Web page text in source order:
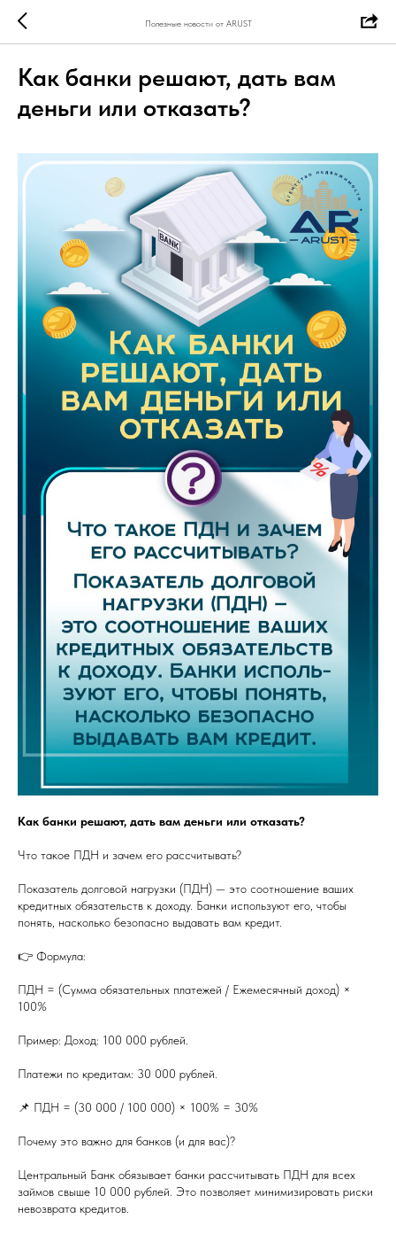
Полезные новости от ARUST
Как банки решают, дать вам
деньги или отказать?
Как банки решают, дать вам деньги или отказать?
Что такое ПДН и зачем его рассчитывать?
Показатель долговой нагрузки (ПДН) — это соотношение ваших
кредитных обязательств к доходу. Банки используют его, чтобы
понять, насколько безопасно выдавать вам кредит.
👉 Формула:
ПДН = (Сумма обязательных платежей / Ежемесячный доход) ×
100%
Пример: Доход: 100 000 рублей.
Платежи по кредитам: 30 000 рублей.
📌 ПДН = (30 000 / 100 000) × 100% = 30%
Почему это важно для банков (и для вас)?
Центральный Банк обязывает банки рассчитывать ПДН для всех
займов свыше 10 000 рублей. Это позволяет минимизировать риски
невозврата кредитов.